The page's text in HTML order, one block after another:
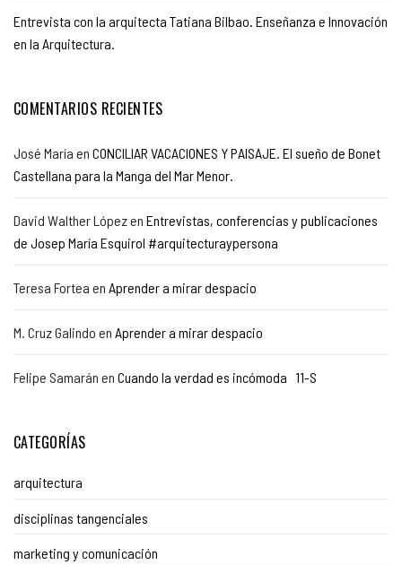
Entrevista con la arquitecta Tatiana Bilbao. Enseñanza e Innovación
en la Arquitectura.
COMENTARIOS RECIENTES
José María en CONCILIAR VACACIONES Y PAISAJE. El sueño de Bonet
Castellana para la Manga del Mar Menor.
David Walther Lópezen Entrevistas, conferencias y publicaciones
de Josep María Esquirol #arquitecturaypersona
Teresa Fortea en Aprender a mirar despacio
M. Cruz Galindo en Aprender a mirar despacio
Felipe Samarán en Cuando la verdad es incómoda 11-S
CATEGORÍAS
arquitectura
disciplinas tangenciales
marketing y comunicación